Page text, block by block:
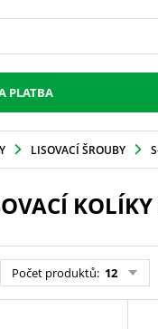
PLATBA
LISOVACÍ ŠROUBY
KOLÍKY
Počet produktů: 12